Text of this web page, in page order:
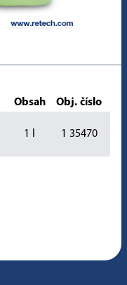
Obsah Obj. číslo
1 l 1 35470